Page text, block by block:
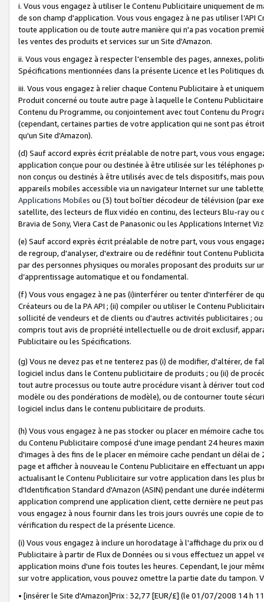
i. Vous vous engagez à utiliser le Contenu Publicitaire uniquement de
de son champ d'application. Vous vous engagez à ne pas utiliser l’API
toute application ou de toute autre manière qui n'a pas vocation
les ventes des produits et services sur un Site d'Amazon.
ii. Vous vous engagez à respecter l'ensemble des pages, annexes,
Spécifications mentionnées dans la présente Licence et les Politiques
iii. Vous vous engagez à relier chaque Contenu Publicitaire à et
Produit concerné ou toute autre page à laquelle le Contenu
Contenu du Programme, ou conjointement avec tout Contenu du
(cependant, certaines parties de votre application qui ne sont pas
qu'un Site d'Amazon).
(d) Sauf accord exprès écrit préalable de notre part, vous vous
application conçue pour ou destinée à être utilisée sur les téléphones
non conçus ou destinés à être utilisés avec de tels dispositifs, mais
appareils mobiles accessible via un navigateur Internet sur une
Applications Mobiles ou (3) tout boîtier décodeur de télévision (par
satellite, des lecteurs de flux vidéo en continu, des lecteurs Blu-ray
Bravia de Sony, Viera Cast de Panasonic ou les Applications Internet
(e) Sauf accord exprès écrit préalable de notre part, vous vous
de regroup, d'analyser, d'extraire ou de redéfinir tout Contenu
par des personnes physiques ou morales proposant des produits sur
d’apprentissage automatique et ou fondamental.
(f) Vous vous engagez à ne pas (i)interférer ou tenter d'interférer de
Créateurs ou de la PA API ; (ii) compiler ou utiliser le Contenu
sollicité de vendeurs et de clients ou d'autres activités publicitaires ;
compris tout avis de propriété intellectuelle ou de droit exclusif,
Publicitaire ou les Spécifications.
(g) Vous ne devez pas et ne tenterez pas (i) de modifier, d'altérer, de
logiciel inclus dans le Contenu publicitaire de produits ; ou (ii) de
tout autre processus ou toute autre procédure visant à dériver tout
modèle ou des pondérations de modèle), ou de contourner toute
logiciel inclus dans le contenu publicitaire de produits.
(h) Vous vous engagez à ne pas stocker ou placer en mémoire cache
du Contenu Publicitaire composé d'une image pendant 24 heures
d'images à des fins de le placer en mémoire cache pendant un délai
page et afficher à nouveau le Contenu Publicitaire en effectuant un
actualisant le Contenu Publicitaire sur votre application dans les plus
d'Identification Standard d'Amazon (ASIN) pendant une durée
application comprend une application client, cette dernière ne peut
vous engagez à nous fournir dans les trois jours ouvrés une copie de
vérification du respect de la présente Licence.
(i) Vous vous engagez à inclure un horodatage à l'affichage du prix
Publicitaire à partir de Flux de Données ou si vous effectuez un appel
application moins d'une fois toutes les heures. Cependant, le jour
sur votre application, vous pouvez omettre la partie date du tampon.
• [insérer le Site d'Amazon]Prix : 32,77 [EUR/£] (le 01/07/2008 14 h